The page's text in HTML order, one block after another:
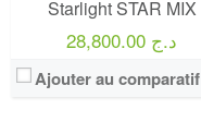
Starlight STAR MIX
28,800.00 د.ج
Ajouter au comparatif